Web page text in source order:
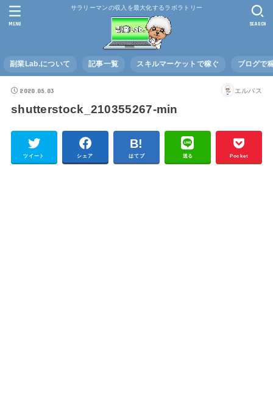
サラリーマンの収入を最大化するラボラトリー
副業Lab.について 記事一覧 スキルマーケットで稼ぐ ブログで
SEARCH
MENU
2020.05.03 エルバス
shutterstock_210355267-min
ツイート シェア はてブ 送る Pocket